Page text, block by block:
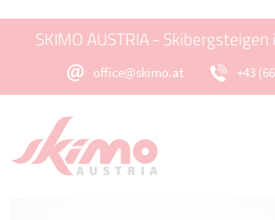
SKIMO AUSTRIA -
office@skimo.at +43